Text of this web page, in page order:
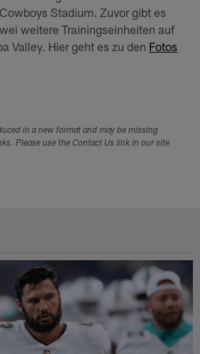
Stadium. Zuvor gibt es
weitere Trainingseinheiten auf
Valley. Hier geht es zu den Fotos
in a new format and may be missing
Please use the Contact Us link in our site